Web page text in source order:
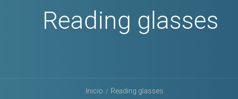
Reading glasses
Inicio Reading glasses